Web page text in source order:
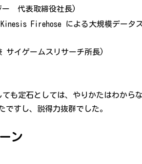
ー 代表取締役社長)
Firehose による大規模データ
サイゲームスリサーチ所長)
も定石としては、やりかたはわから
ですし、説得力抜群でした。
ン